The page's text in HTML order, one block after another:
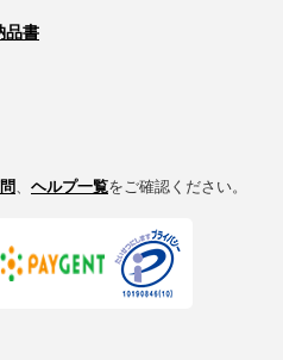
品書
ヘルプ一覧をご確認ください。